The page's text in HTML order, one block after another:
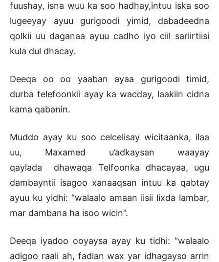
fuushay, isna wuu ka soo hadhay,intuu iska soo
lugeeyay ayuu gurigoodi yimid, dabadeedna
qolkii uu daganaa ayuu cadho iyo ciil sariirtiisi
kula dul dhacay.
Deeqa oo oo yaaban ayaa gurigoodi timid,
durba telefoonkii ayay ka wacday, laakiin cidna
kama qabanin.
Muddo ayay ku soo celcelisay wicitaanka, ilaa
uu, Maxamed u’adkaysan waayay
qaylada dhawaqa Telfoonka dhacayaa, ugu
dambayntii isagoo xanaaqsan intuu ka qabtay
ayuu ku yidhi: “walaalo amaan iisii lixda lambar,
mar dambana ha isoo wicin”.
Deeqa iyadoo ooyaysa ayay ku tidhi: “walaalo
adigoo raali ah, fadlan wax yar idhagayso arrin